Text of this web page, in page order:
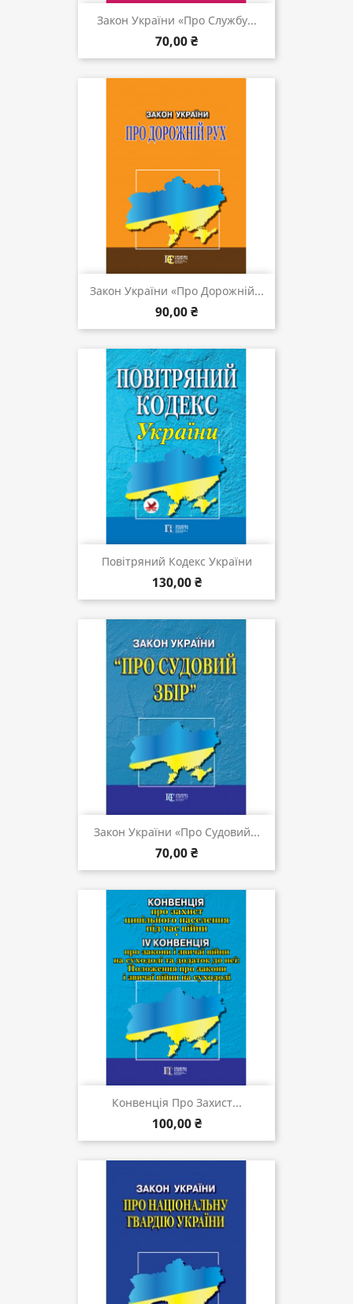
Закон України «Про Службу...
70,00 ₴
Закон України «Про Дорожній...
90,00 ₴
Повітряний Кодекс України
130,00 ₴
Закон України «Про Судовий...
70,00 ₴
Конвенція Про Захист...
100,00 ₴